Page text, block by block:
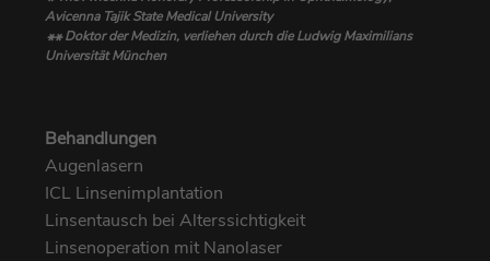
Behandlungen
Augenlasern
ICL Linsenimplantation
Linsentausch bei Alterssichtigkeit
Linsenoperation mit Nanolaser
Avicenna Tajik State Medical University
**Doktor der Medizin, verliehen durch die Ludwig Maximilians
Universität München